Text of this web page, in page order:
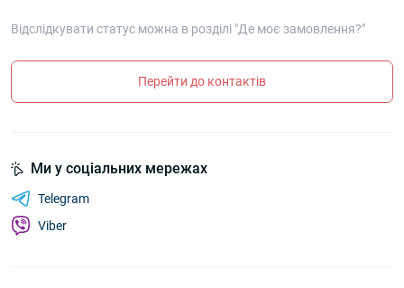
Відслідкувати статус можна в розділі "Де моє замовлення?"
Перейти до контактів
Ми у соціальних мережах
Telegram
Viber